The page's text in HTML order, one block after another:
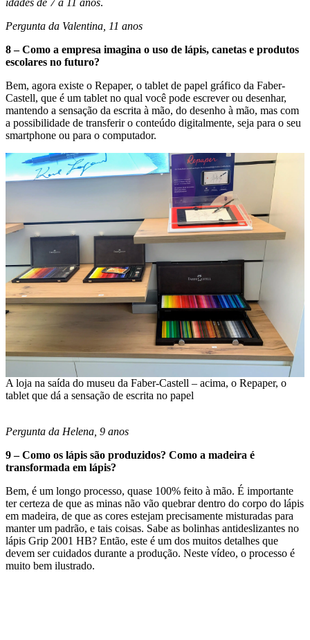
idades de 7 a 11 anos.
Pergunta da Valentina, 11 anos
8 – Como a empresa imagina o uso de lápis, canetas e produtos
escolares no futuro?
Bem, agora existe o Repaper, o tablet de papel gráfico da Faber-
Castell, que é um tablet no qual você pode escrever ou desenhar,
mantendo a sensação da escrita à mão, do desenho à mão, mas com
a possibilidade de transferir o conteúdo digitalmente, seja para o seu
smartphone ou para o computador.
A loja na saída do museu da Faber-Castell – acima, o Repaper, o
tablet que dá a sensação de escrita no papel
Pergunta da Helena, 9 anos
9 – Como os lápis são produzidos? Como a madeira é
transformada em lápis?
Bem, é um longo processo, quase 100% feito à mão. É importante
ter certeza de que as minas não vão quebrar dentro do corpo do lápis
em madeira, de que as cores estejam precisamente misturadas para
manter um padrão, e tais coisas. Sabe as bolinhas antideslizantes no
lápis Grip 2001 HB? Então, este é um dos muitos detalhes que
devem ser cuidados durante a produção. Neste vídeo, o processo é
muito bem ilustrado.